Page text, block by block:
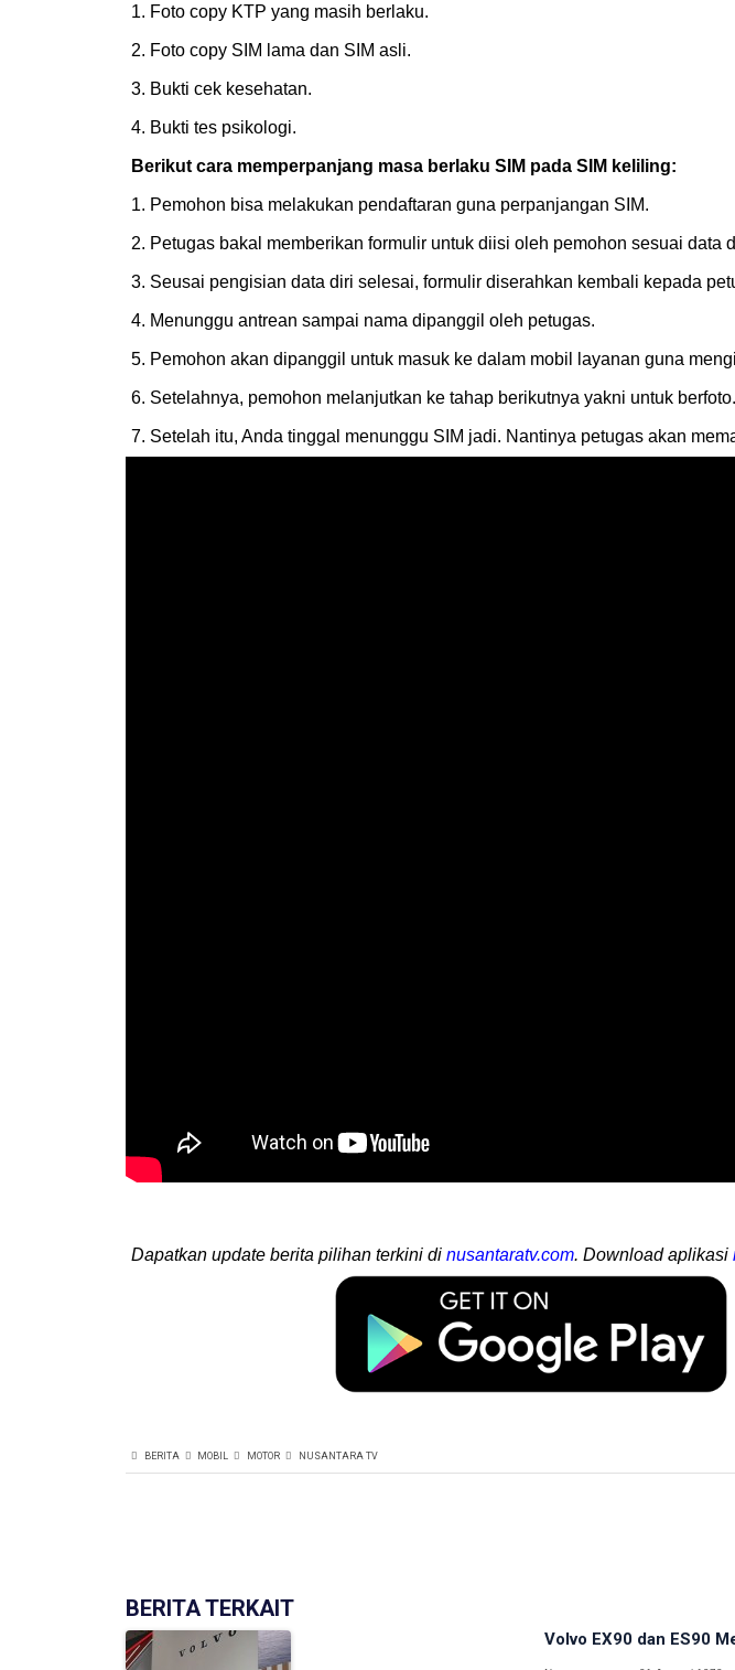
1. Foto copy KTP yang masih berlaku.
2. Foto copy SIM lama dan SIM asli.
3. Bukti cek kesehatan.
4. Bukti tes psikologi.
Berikut cara memperpanjang masa berlaku SIM pada SIM keliling:
1. Pemohon bisa melakukan pendaftaran guna perpanjangan SIM.
2. Petugas bakal memberikan formulir untuk diisi oleh pemohon sesuai
3. Seusai pengisian data diri selesai, formulir diserahkan kembali kepada
4. Menunggu antrean sampai nama dipanggil oleh petugas.
5. Pemohon akan dipanggil untuk masuk ke dalam mobil layanan guna
6. Setelahnya, pemohon melanjutkan ke tahap berikutnya yakni untuk berfoto.
7. Setelah itu, Anda tinggal menunggu SIM jadi. Nantinya petugas akan
Dapatkan update berita pilihan terkini di nusantaratv.com. Download aplikasi
BERITA MOBIL MOTOR NUSANTARA TV
BERITA TERKAIT
Volvo EX90 dan ES90